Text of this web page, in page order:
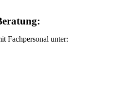
Fachpersonal unter: